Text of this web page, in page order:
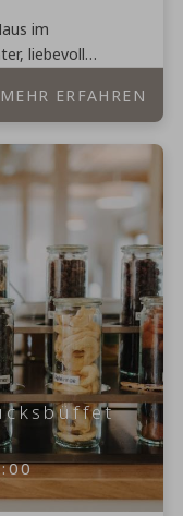
im
liebevoll
winterlichen
MEHR ERFAHREN